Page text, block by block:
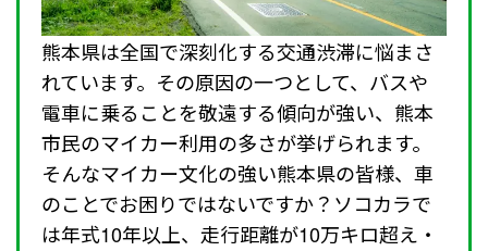
熊本県は全国で深刻化する交通渋滞に悩まさ
れています。その原因の一つとして、バスや
電車に乗ることを敬遠する傾向が強い、熊本
市民のマイカー利用の多さが挙げられます。
そんなマイカー文化の強い熊本県の皆様、車
のことでお困りではないですか？ソコカラで
は年式10年以上、走行距離が10万キロ超え・